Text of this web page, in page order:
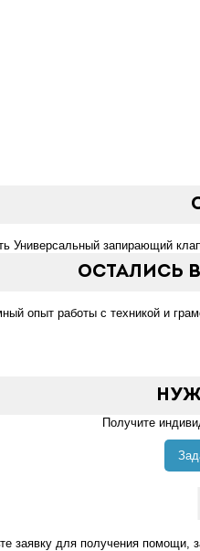
Универсальный запирающий
Остались
опыт работы с техникой и
Получите
заявку для получения